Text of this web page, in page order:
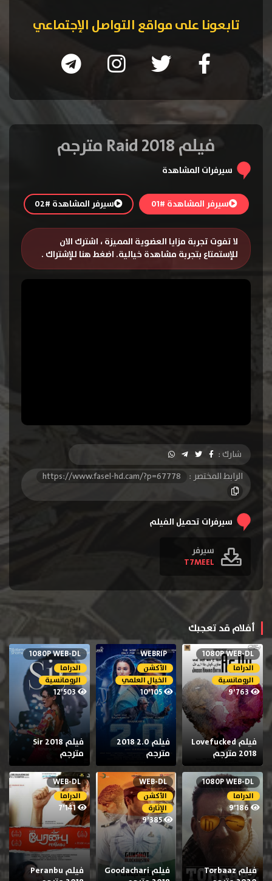
تابعونا على مواقع التواصل الإجتماعي
فيلم Raid 2018 مترجم
سيرفرات المشاهدة
سيرفر المشاهدة #01 سيرفر المشاهدة #02
لا تفوت تجربة مزايا العضوية المميزة ، اشترك الان
للإستمتاع بتجربة مشاهدة خيالية. اضغط هنا للإشتراك .
شارك :
الرابط المختصر :
https://www.fasel-hd.cam/?p=67778
سيرفرات تحميل الفيلم
سيرفر
T7MEEL
أفلام قد تعجبك
1080P WEB-DL
الدراما
الرومانسية
9٬763
فيلم Lovefucked
2018 مترجم
WEBRIP
الأكشن
الخيال العلمي
10٬105
فيلم 2.0 2018
مترجم
1080P WEB-DL
الدراما
الرومانسية
12٬503
فيلم Sir 2018
مترجم
1080P WEB-DL
الدراما
9٬186
فيلم Torbaaz
WEB-DL
الأكشن
الإثارة
9٬385
فيلم Goodachari
WEB-DL
الدراما
7٬141
فيلم Peranbu